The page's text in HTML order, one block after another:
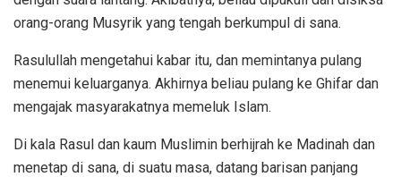
orang-orang Musyrik yang tengah berkumpul di sana.
Rasulullah mengetahui kabar itu, dan memintanya pulang
menemui keluarganya. Akhirnya beliau pulang ke Ghifar dan
mengajak masyarakatnya memeluk Islam.
Di kala Rasul dan kaum Muslimin berhijrah ke Madinah dan
menetap di sana, di suatu masa, datang barisan panjang